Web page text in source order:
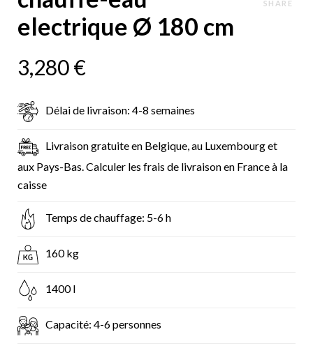
SHARE
electrique Ø 180 cm
3,280€
Délai de livraison: 4-8 semaines
Livraison gratuite en Belgique, au Luxembourg et
aux Pays-Bas. Calculer les frais de livraison en France à la
caisse
Temps de chauffage: 5-6 h
160 kg
1400 l
Capacité: 4-6 personnes